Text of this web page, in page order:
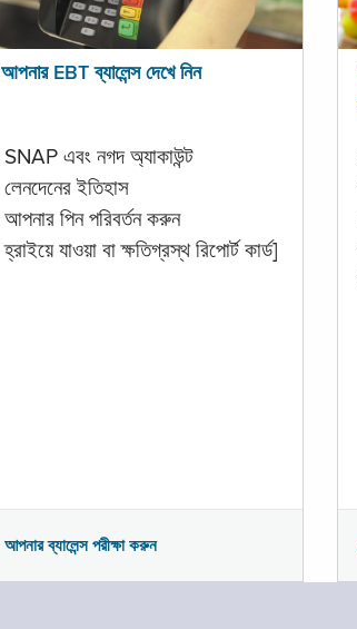
আপনার EBT ব্যালেন্স দেখে নিন
SNAP এবং নগদ অ্যাকাউন্ট
লেনদেনের ইতিহাস
আপনার পিন পরিবর্তন করুন
হ্রাইয়ে যাওয়া বা ক্ষতিগ্রস্থ রিপোর্ট কার্ড]
আপনার ব্যালেন্স পরীক্ষা করুন